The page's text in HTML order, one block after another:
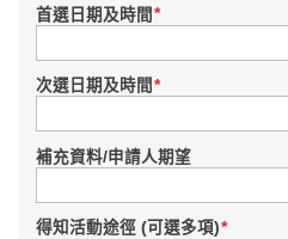
首選日期及時間 *
次選日期及時間 *
補充資料/申請人期望
得知活動途徑 (可選多項)*